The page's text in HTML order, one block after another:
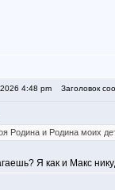
4:48 pm Заголовок
Родина и Родина моих
Я как и Макс